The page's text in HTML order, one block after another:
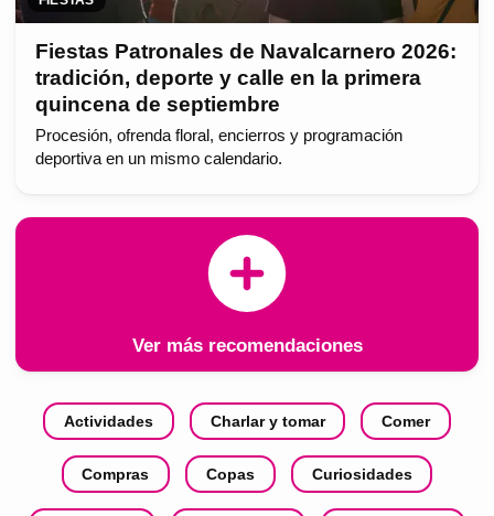
Fiestas Patronales de Navalcarnero 2026:
tradición, deporte y calle en la primera
quincena de septiembre
Procesión, ofrenda floral, encierros y programación
deportiva en un mismo calendario.
Ver más recomendaciones
Actividades Charlar y tomar Comer
Compras Copas Curiosidades